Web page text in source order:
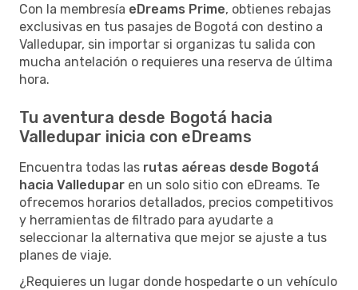
Con la membresía eDreams Prime, obtienes rebajas
exclusivas en tus pasajes de Bogotá con destino a
Valledupar, sin importar si organizas tu salida con
mucha antelación o requieres una reserva de última
hora.
Tu aventura desde Bogotá hacia
Valledupar inicia con eDreams
Encuentra todas las rutas aéreas desde Bogotá
hacia Valledupar en un solo sitio con eDreams. Te
ofrecemos horarios detallados, precios competitivos
y herramientas de filtrado para ayudarte a
seleccionar la alternativa que mejor se ajuste a tus
planes de viaje.
¿Requieres un lugar donde hospedarte o un vehículo